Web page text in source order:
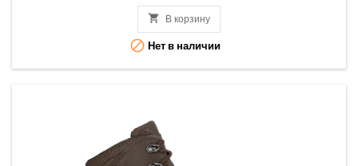
 В корзину
 Нет в наличии